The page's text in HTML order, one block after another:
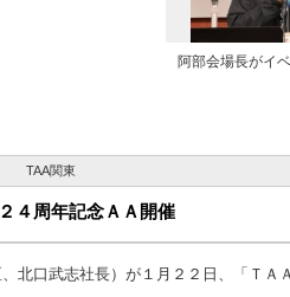
阿部会場長がイ
TAA関東
４周年記念ＡＡ開催
北口武志社長）が１月２２日、「ＴＡ